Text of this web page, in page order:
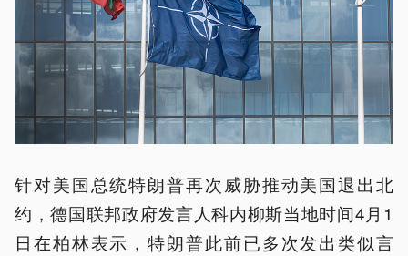
针对美国总统特朗普再次威胁推动美国退出北
约，德国联邦政府发言人科内柳斯当地时间4月1
日在柏林表示，特朗普此前已多次发出类似言